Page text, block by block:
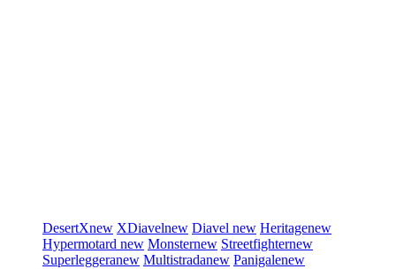
DesertXnew XDiavelnew Diavel new Heritagenew
Hypermotard new Monsternew Streetfighternew
Superleggeranew Multistradanew Panigalenew